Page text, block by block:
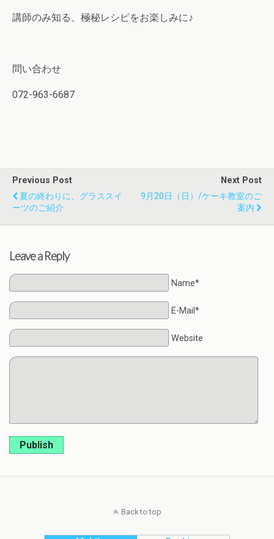
講師のみ知る、極秘レシピをお楽しみに♪
問い合わせ
072-963-6687
Previous Post
夏の終わりに、グラススイ
ーツのご紹介
Next Post
9月20日（日）/ケーキ教室のご
案内
Leave a Reply
Name*
E-Mail*
Website
Publish
Back to top